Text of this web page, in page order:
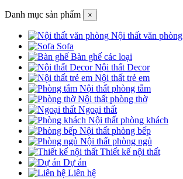
Danh mục sản phẩm ×
Nội thất văn phòng
Sofa
Bàn ghế các loại
Nội thất Decor
Nội thất trẻ em
Nội thất phòng tắm
Nội thất phòng thờ
Ngoại thất
Nội thất phòng khách
Nội thất phòng bếp
Nội thất phòng ngủ
Thiết kế nội thất
Dự án
Liên hệ